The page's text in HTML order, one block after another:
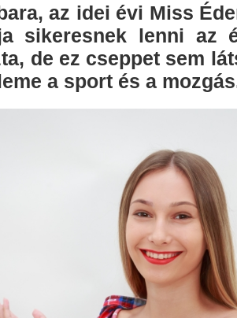
az idei évi Miss
sikeresnek lenni az
de ez cseppet sem
a sport és a